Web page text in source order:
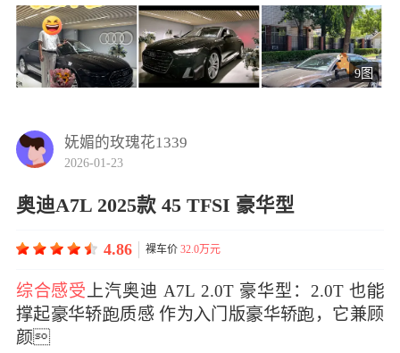
9图
妩媚的玫瑰花1339
2026-01-23
奥迪A7L 2025款 45 TFSI 豪华型
4.86 裸车价32.0万元
综合感受上汽奥迪 A7L 2.0T 豪华型：2.0T 也
撑起华轿质感 作为门版华轿，它兼顾
颜